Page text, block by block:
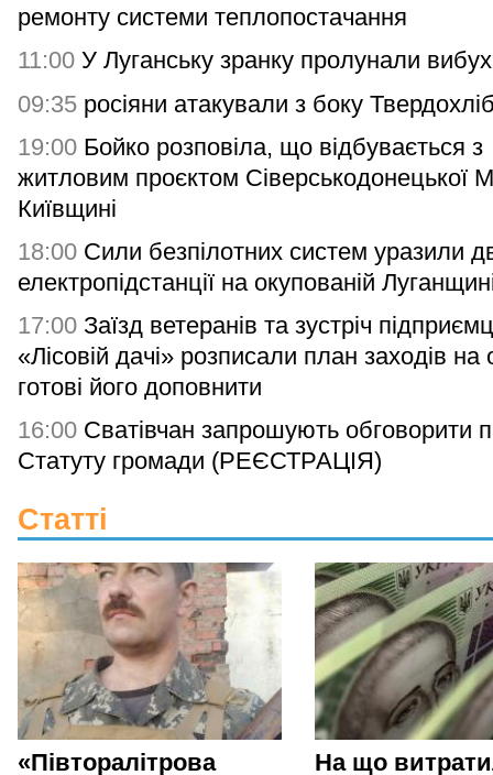
ремонту системи теплопостачання
11:00 У Луганську зранку пролунали
09:35 росіяни атакували з боку
19:00 Бойко розповіла, що відбувається з
житловим проєктом Сіверськодонецької
Київщині
18:00 Сили безпілотних систем уразили
електропідстанції на окупованій
17:00 Заїзд ветеранів та зустріч
«Лісовій дачі» розписали план заходів на
готові його доповнити
16:00 Сватівчан запрошують обговорити
Статуту громади (РЕЄСТРАЦІЯ)
Статті
«Півторалітрова
На що